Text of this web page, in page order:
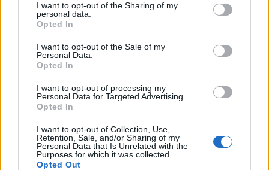
I want to opt-out of the Sharing of my
personal data.
Opted In
I want to opt-out of the Sale of my
Personal Data.
Opted In
I want to opt-out of processing my
Personal Data for Targeted Advertising.
Opted In
I want to opt-out of Collection, Use,
Retention, Sale, and/or Sharing of my
Personal Data that Is Unrelated with the
Purposes for which it was collected.
Opted Out
Ακολουθήστε το Pink.gr στο
μάθετε πρώτοιτα πιο hot νέα .
Ακολουθήστε το Pink.gr και στο
ΔΙΑΦΗΜΙΣΗ